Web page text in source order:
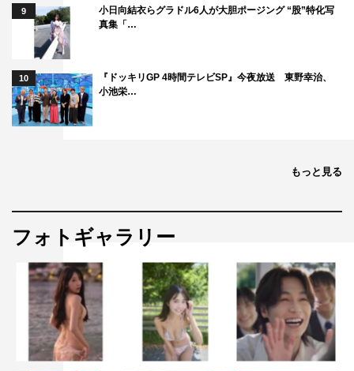
9
小日向結衣らグラドル6人が大胆ポージング “股”特化写
真集「…
10
『ドッキリGP 4時間テレビSP』今夜放送 東野幸治、
小池栄…
もっと見る
フォトギャラリー